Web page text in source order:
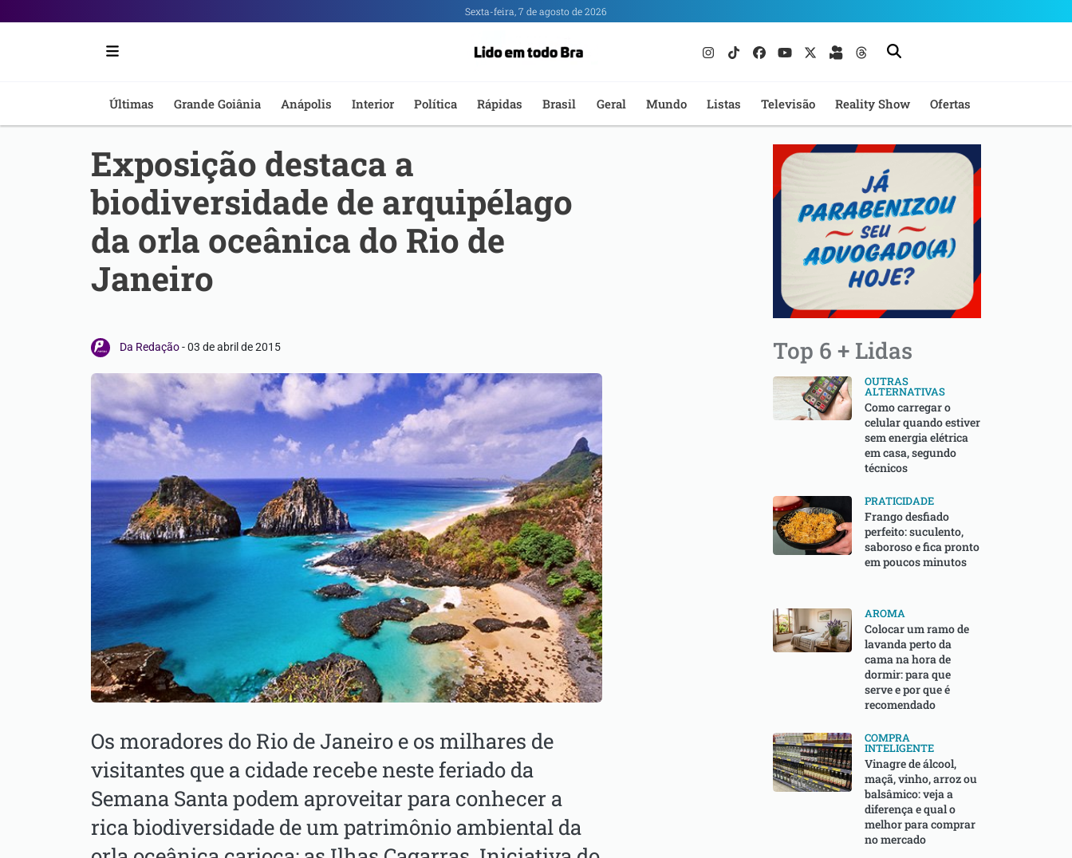
Portal
Notícias
Anápolis
Sexta-feira, 7 de agosto de 2026
Últimas Grande Goiânia Anápolis Interior Política Rápidas Brasil Geral Mundo Listas Televisão Reality Show Ofertas
Exposição destaca a
biodiversidade de arquipélago
da orla oceânica do Rio de
Janeiro
Da Redação-03 de abril de 2015
Os moradores do Rio de Janeiro e os milhares de
visitantes que a cidade recebe neste feriado da
Semana Santa podem aproveitar para conhecer a
rica biodiversidade de um patrimônio ambiental da
Top 6 + Lidas
OUTRAS
ALTERNATIVAS
Como carregar o
celular quando estiver
sem energia elétrica
em casa, segundo
técnicos
PRATICIDADE
Frango desfiado
perfeito: suculento,
saboroso e fica pronto
em poucos minutos
AROMA
Colocar um ramo de
lavanda perto da
cama na hora de
dormir: para que
serve e por que é
recomendado
COMPRA
INTELIGENTE
Vinagre de álcool,
maçã, vinho, arroz ou
balsâmico: veja a
diferença e qual o
melhor para comprar
no mercado